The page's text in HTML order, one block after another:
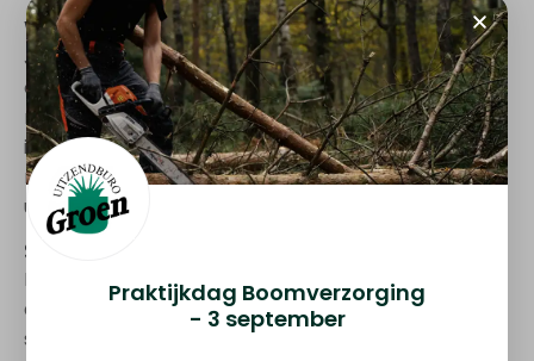
Waar ga je werken
Je werkt voor een bedrijf dat zich focust op het
onderhoud van groene ruimten in de regio. Samen
met een toegewijd team werk je in een gezellige,
informele sfeer. Hier krijg je de kans om met jouw
maaitalent bij te dragen aan de kwaliteit en
uitstraling van het groen!
Sollicitatie
Ben jij klaar om jouw passie voor groen in te zetten
als maaimachinist? Meld je nu aan en zet de eerste
stap naar een toekomst in het groenonderhoud.
Praktijkdag Boomverzorging
- 3 september